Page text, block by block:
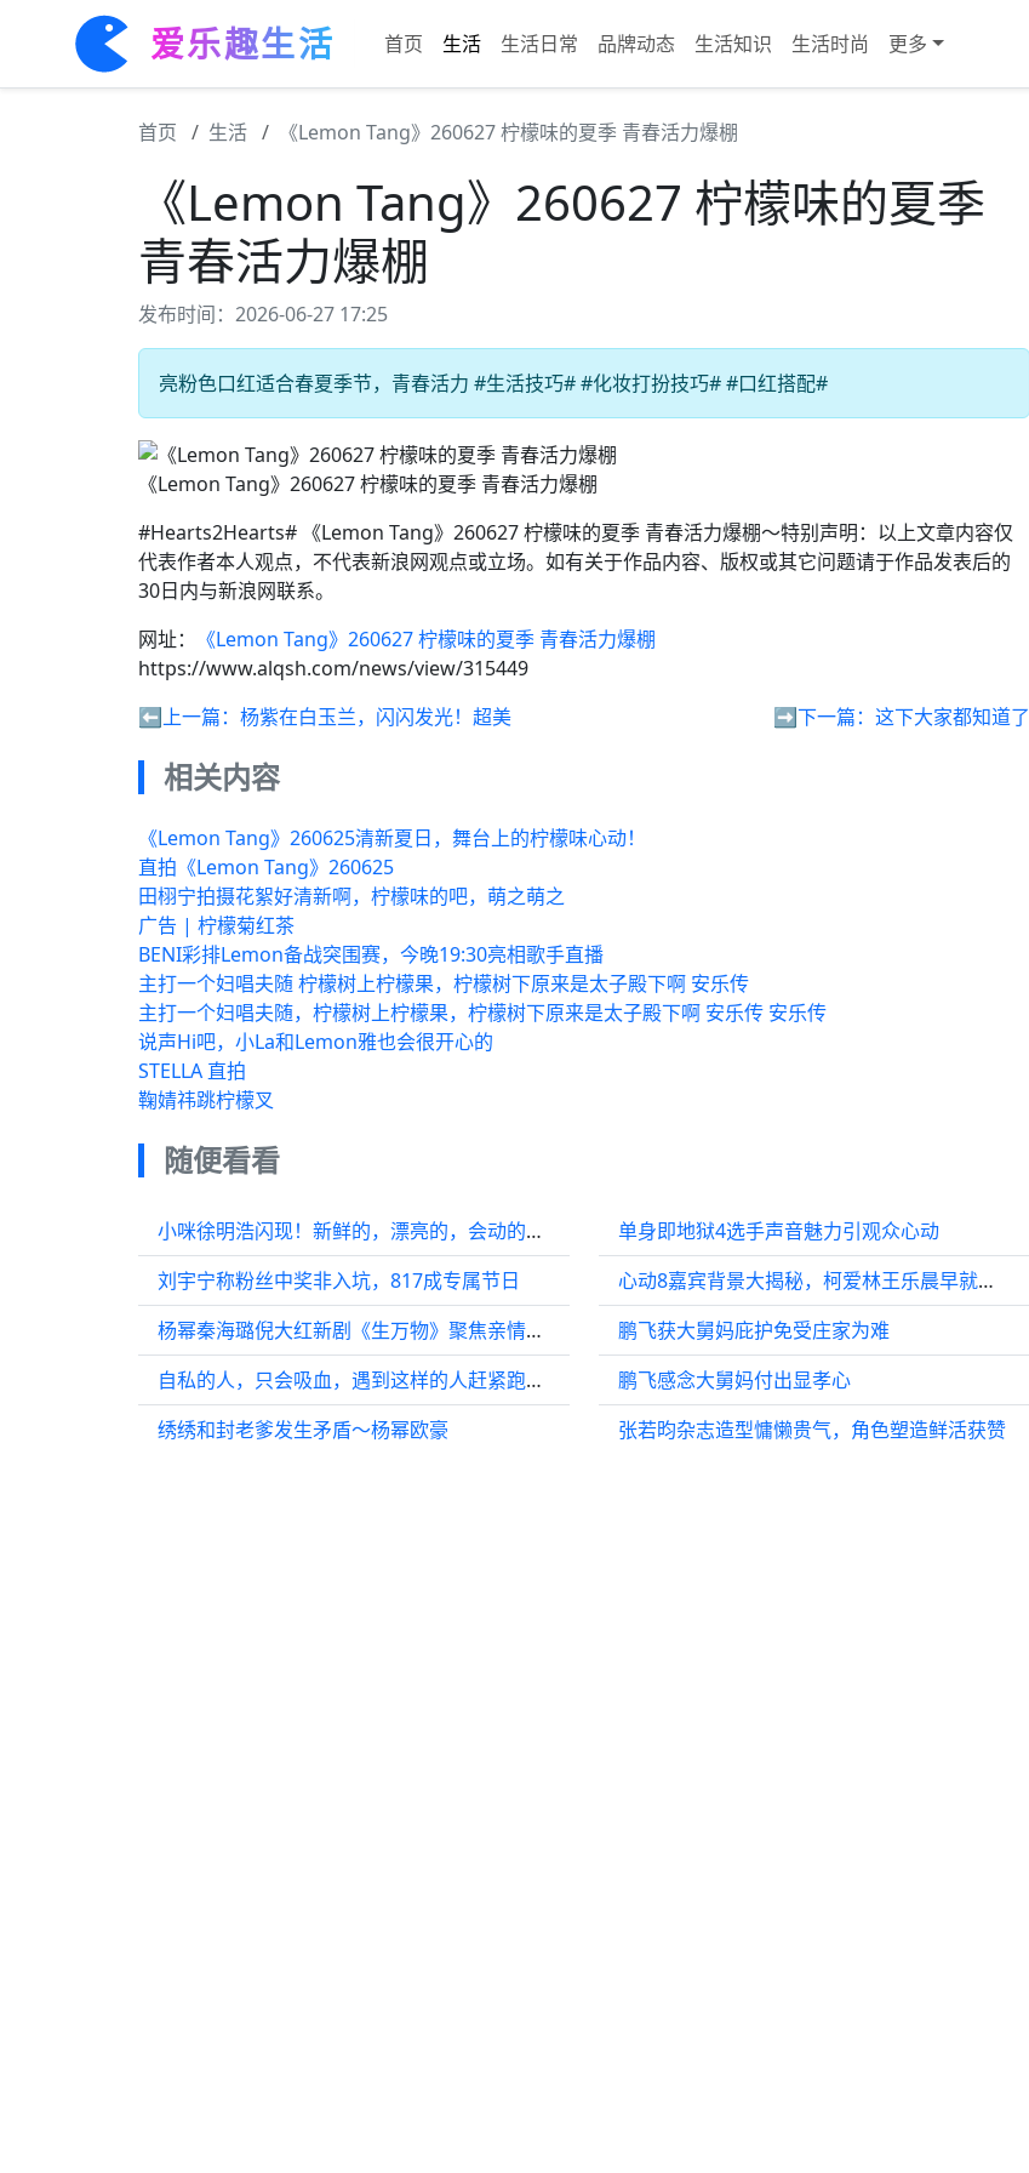
爱乐趣生活 首页 生活 生活日常 品牌动态 生活知识 生活时尚 更多
首页 生活 《Lemon Tang》260627 柠檬味的夏季 青春活力爆棚
《Lemon Tang》260627 柠檬味的夏季
青春活力爆棚
发布时间：2026-06-27 17:25
亮粉色口红适合春夏季节，青春活力 #生活技巧# #化妆打扮技巧# #口红搭配#
《Lemon Tang》260627 柠檬味的夏季 青春活力爆棚
#Hearts2Hearts# 《Lemon Tang》260627 柠檬味的夏季 青春活力爆棚～特别声明：以上文章内容仅
代表作者本人观点，不代表新浪网观点或立场。如有关于作品内容、版权或其它问题请于作品发表后的
30日内与新浪网联系。
网址：
《Lemon Tang》260627 柠檬味的夏季 青春活力爆棚
https://www.alqsh.com/news/view/315449
⬅️上一篇： 杨紫在白玉兰，闪闪发光！超美 ➡️下一篇： 这下大家都知道了
相关内容
《Lemon Tang》260625清新夏日，舞台上的柠檬味心动！
直拍《Lemon Tang》260625
田栩宁拍摄花絮好清新啊，柠檬味的吧，萌之萌之
广告 | 柠檬菊红茶
BENI彩排Lemon备战突围赛，今晚19:30亮相歌手直播
主打一个妇唱夫随 柠檬树上柠檬果，柠檬树下原来是太子殿下啊 安乐传
主打一个妇唱夫随，柠檬树上柠檬果，柠檬树下原来是太子殿下啊 安乐传 安乐传
说声Hi吧，小La和Lemon雅也会很开心的
STELLA 直拍
鞠婧祎跳柠檬叉
随便看看
小咪徐明浩闪现！新鲜的，漂亮的，会动的偶八 好好看啊
刘宇宁称粉丝中奖非入坑，817成专属节日
杨幂秦海璐倪大红新剧《生万物》聚焦亲情困境
自私的人，只会吸血，遇到这样的人赶紧跑吧～蓝盈莹高玉庆
绣绣和封老爹发生矛盾～杨幂欧豪
单身即地狱4选手声音魅力引观众心动
心动8嘉宾背景大揭秘，柯爱林王乐晨早就认识，瑞龙竟然还演过电视剧
鹏飞获大舅妈庇护免受庄家为难
鹏飞感念大舅妈付出显孝心
张若昀杂志造型慵懒贵气，角色塑造鲜活获赞